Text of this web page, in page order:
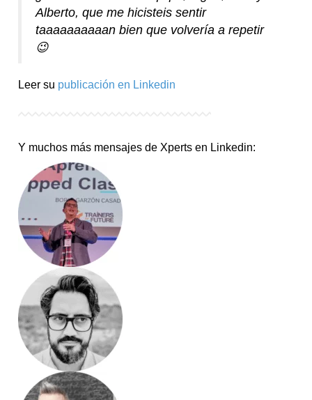
Alberto, que me hicisteis sentir
taaaaaaaaaan bien que volvería a repetir
😉
Leer su publicación en Linkedin
Y muchos más mensajes de Xperts en Linkedin: